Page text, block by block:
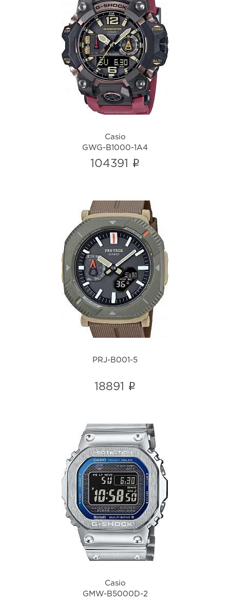
Casio
GWG-B1000-1A4
i
Casio
GWG-B1000-1A4
104391 i
PRJ-B001-5
i
PRJ-B001-5
18891 i
Casio
GMW-B5000D-2
i
Casio
GMW-B5000D-2